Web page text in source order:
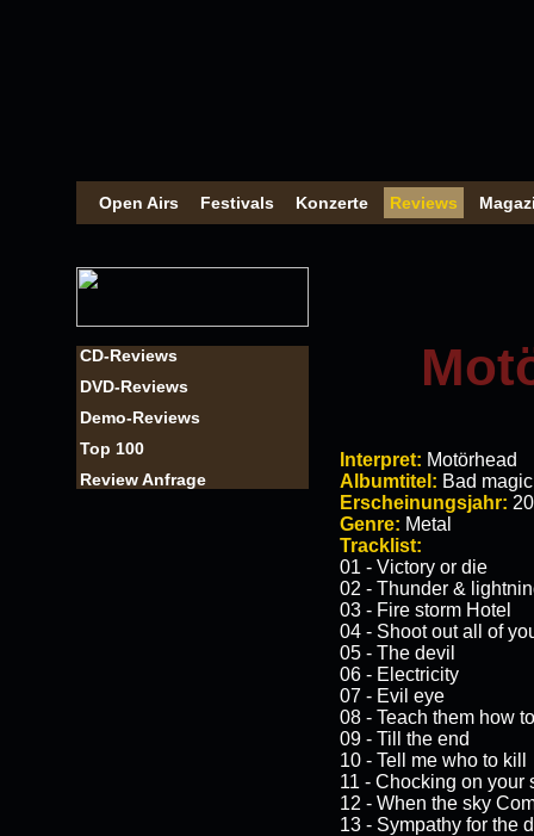
Open Airs Festivals Konzerte Reviews
CD-Reviews
DVD-Reviews
Demo-Reviews
Top 100
Review Anfrage
Interpret: Motörhead
Albumtitel: Bad magic
Erscheinungsjahr:
Genre: Metal
Tracklist:
01 - Victory or die
02 - Thunder &
03 - Fire storm Hotel
04 - Shoot out all of
05 - The devil
06 - Electricity
07 - Evil eye
08 - Teach them how
09 - Till the end
10 - Tell me who to kill
11 - Chocking on your
12 - When the sky
13 - Sympathy for the